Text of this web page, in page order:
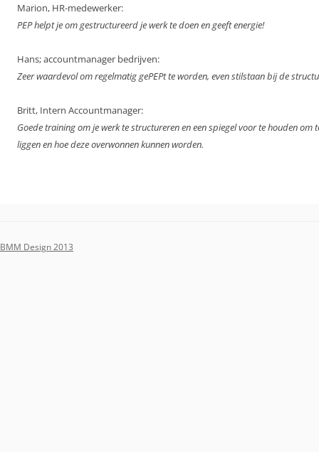
Marion, HR-medewerker:
PEP helpt je om gestructureerd je werk te doen en geeft energie!
Hans; accountmanager bedrijven:
Zeer waardevol om regelmatig gePEPt te worden, even stilstaan bij de
Britt, Intern Accountmanager:
Goede training om je werk te structureren en een spiegel voor te houden om
liggen en hoe deze overwonnen kunnen worden.
BMM Design 2013